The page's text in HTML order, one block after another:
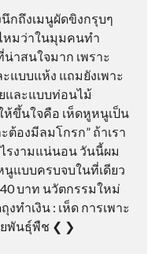
กถึงเมนูผัดขิงกรุบๆ
หมว่าในมุมคนทำ
าสนใจมาก เพราะ
แบบแห้ง แถมยังเพาะ
และแบบท่อนไม้
ขึ้นใจคือ เห็ดหูหนูเป็น
องมีลมโกรก” ถ้าเรา
รงามแน่นอน วันนี้ผม
แบบครบจบในที่เดียว
บาท นวัตกรรมใหม่
ทำเงิน : เห็ด การเพาะ
ยพันธุ์พืช ❮ ❯